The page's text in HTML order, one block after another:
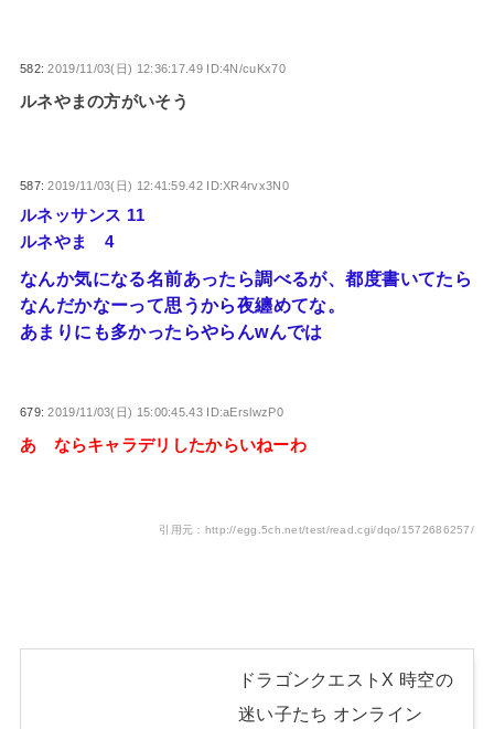
582:2019/11/03(日) 12:36:17.49 ID:4N/cuKx70
ルネやまの方がいそう
587:2019/11/03(日) 12:41:59.42 ID:XR4rvx3N0
ルネッサンス 11
ルネやま 4
なんか気になる名前あったら調べるが、都度書いてたら
なんだかなーって思うから夜纏めてな。
あまりにも多かったらやらんwんでは
679:2019/11/03(日) 15:00:45.43 ID:aErslwzP0
あ ならキャラデリしたからいねーわ
引用元：http://egg.5ch.net/test/read.cgi/dqo/1572686257/
ドラゴンクエストX 時空の
迷い子たち オンライン